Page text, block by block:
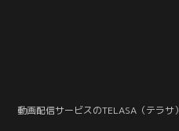
動画配信サービスのTELASA（テラサ）